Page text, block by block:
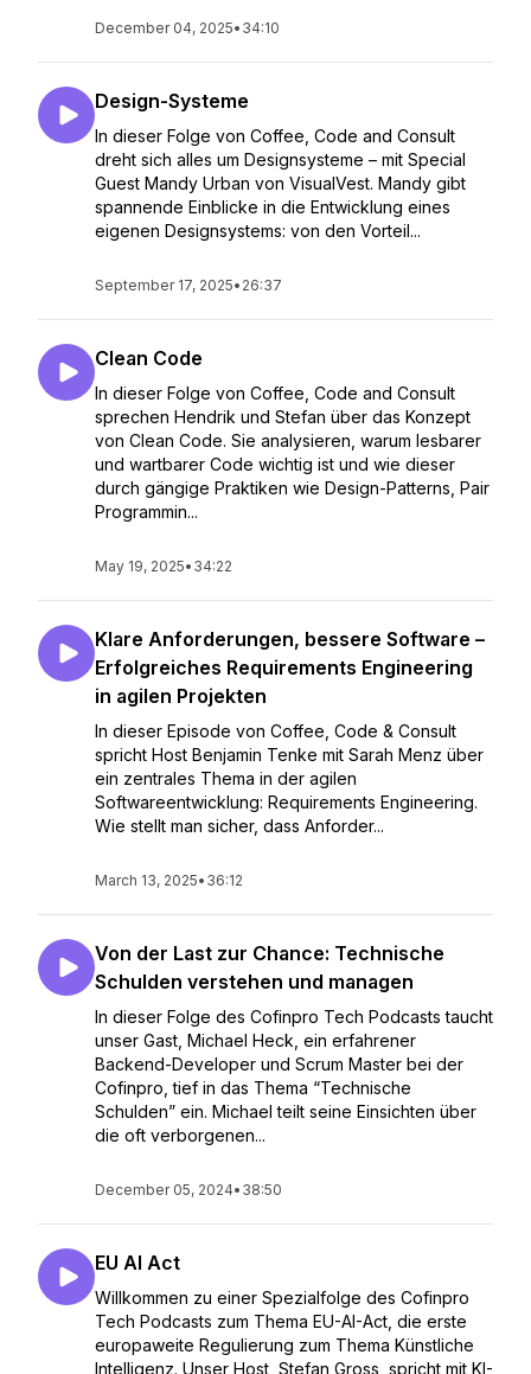
December 04, 2025• 34:10
Design-Systeme
In dieser Folge von Coffee, Code and Consult
dreht sich alles um Designsysteme – mit Special
Guest Mandy Urban von VisualVest. Mandy gibt
spannende Einblicke in die Entwicklung eines
eigenen Designsystems: von den Vorteil...
September 17, 2025• 26:37
Clean Code
In dieser Folge von Coffee, Code and Consult
sprechen Hendrik und Stefan über das Konzept
von Clean Code. Sie analysieren, warum lesbarer
und wartbarer Code wichtig ist und wie dieser
durch gängige Praktiken wie Design-Patterns, Pair
Programmin...
May 19, 2025• 34:22
Klare Anforderungen, bessere Software –
Erfolgreiches Requirements Engineering
in agilen Projekten
In dieser Episode von Coffee, Code & Consult
spricht Host Benjamin Tenke mit Sarah Menz über
ein zentrales Thema in der agilen
Softwareentwicklung: Requirements Engineering.
Wie stellt man sicher, dass Anforder...
March 13, 2025• 36:12
Von der Last zur Chance: Technische
Schulden verstehen und managen
In dieser Folge des Cofinpro Tech Podcasts taucht
unser Gast, Michael Heck, ein erfahrener
Backend-Developer und Scrum Master bei der
Cofinpro, tief in das Thema “Technische
Schulden” ein. Michael teilt seine Einsichten über
die oft verborgenen...
December 05, 2024• 38:50
EU AI Act
Willkommen zu einer Spezialfolge des Cofinpro
Tech Podcasts zum Thema EU-AI-Act, die erste
europaweite Regulierung zum Thema Künstliche
Intelligenz. Unser Host, Stefan Gross, spricht mit KI-